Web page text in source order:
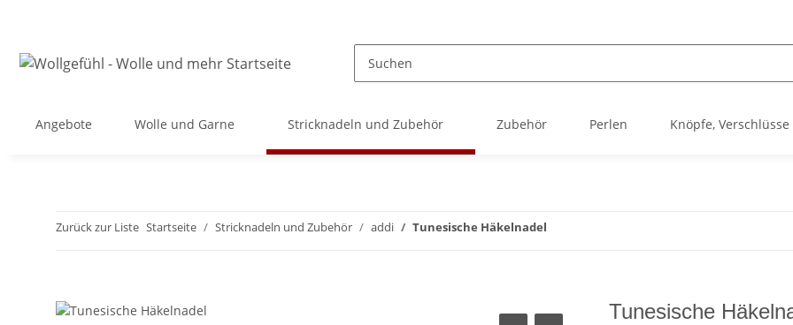
Angebote Wolle und Garne Stricknadeln und Zubehör Zubehör Perlen Knöpfe,
Zurück zur Liste Startseite Stricknadeln und Zubehör addi Tunesische Häkelnadel
Tunesische